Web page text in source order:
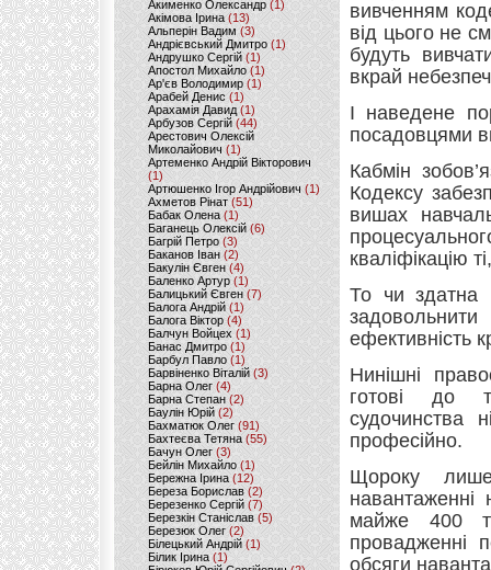
Акименко Олександр(1)
Акімова Ірина(13)
Альперін Вадим (3)
Андрієвський Дмитро(1)
Андрушко Сергій(1)
Апостол Михайло(1)
Ар'єв Володимир (1)
Арабей Денис(1)
Арахамія Давид (1)
Арбузов Сергій (44)
Арестович Олексій
Миколайович(1)
Артеменко Андрій Вікторович
(1)
Артюшенко Ігор Андрійович(1)
Ахметов Рінат(51)
Бабак Олена(1)
Баганець Олексій(6)
Багрій Петро (3)
Баканов Іван(2)
Бакулін Євген (4)
Баленко Артур(1)
Балицький Євген(7)
Балога Андрій (1)
Балога Віктор (4)
Балчун Войцех (1)
Банас Дмитро (1)
Барбул Павло(1)
Барвіненко Віталій(3)
Барна Олег (4)
Барна Степан (2)
Баулін Юрій (2)
Бахматюк Олег (91)
Бахтеєва Тетяна(55)
Бачун Олег (3)
Бейлін Михайло (1)
Бережна Ірина(12)
Береза Борислав(2)
Березенко Сергій (7)
Березкін Станіслав (5)
Березюк Олег(2)
Білецький Андрій (1)
Білик Ірина (1)
вивченням
від цього не
будуть
вкрай
І наведене
посадовцями
Кабмін
Кодексу
вишах
кваліфікацію
То чи здатна
ефективність
Нинішні
готові до
судочинства
професійно.
Щороку лише
навантаженні
майже 400
провадженні
обсяги